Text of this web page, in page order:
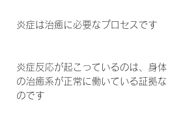
炎症は治癒に必要なプロセスです
炎症反応が起こっているのは、身体
の治癒系が正常に働いている証拠な
のです